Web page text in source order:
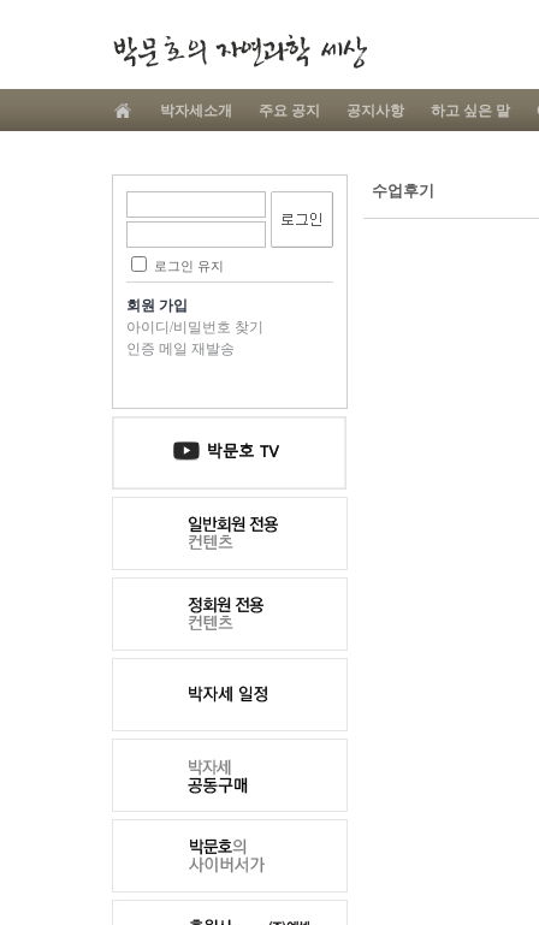
박자세소개 주요 공지 공지사항 하고 싶은 말
로그인 유지
회원 가입
아이디/비밀번호 찾기
인증 메일 재발송
수업후기